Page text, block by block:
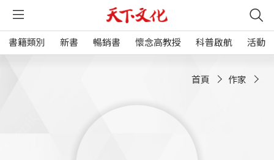
書籍類別 新書 暢銷書 懷念高教授 科普啟航 活動
首頁 作家